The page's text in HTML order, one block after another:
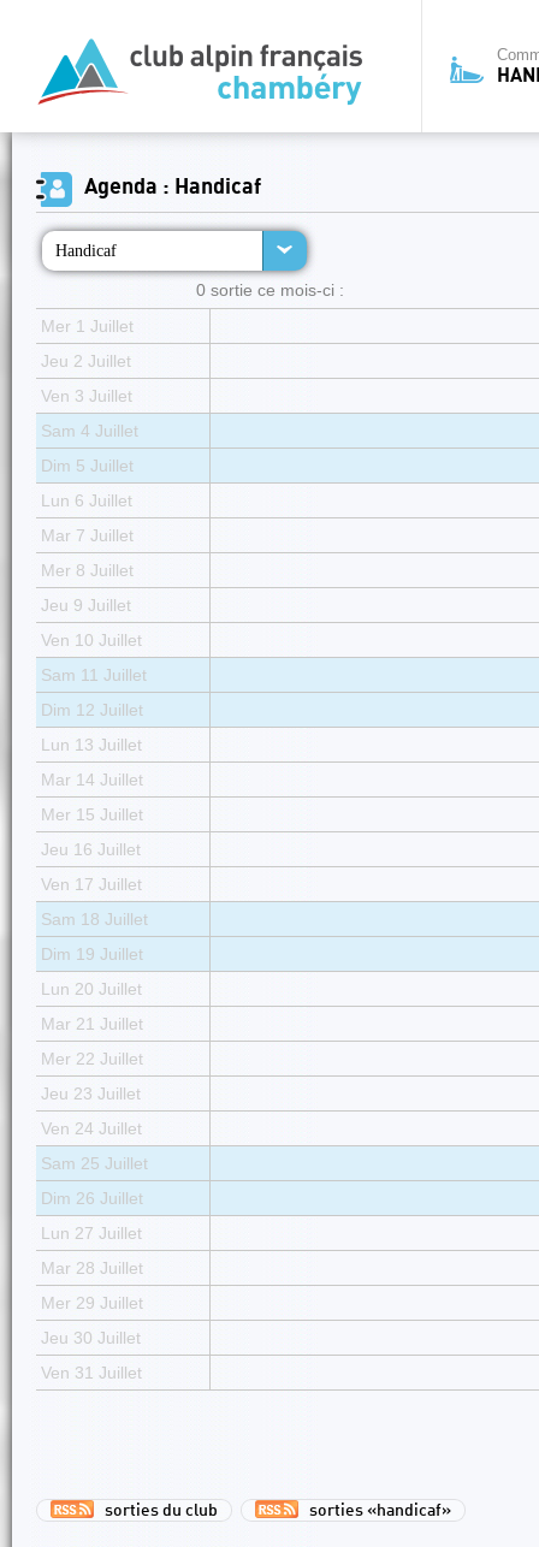
Agenda : Handicaf
Handicaf
0 sortie ce mois-ci :
Mer 1 Juillet
Jeu 2 Juillet
Ven 3 Juillet
Sam 4 Juillet
Dim 5 Juillet
Lun 6 Juillet
Mar 7 Juillet
Mer 8 Juillet
Jeu 9 Juillet
Ven 10 Juillet
Sam 11 Juillet
Dim 12 Juillet
Lun 13 Juillet
Mar 14 Juillet
Mer 15 Juillet
Jeu 16 Juillet
Ven 17 Juillet
Sam 18 Juillet
Dim 19 Juillet
Lun 20 Juillet
Mar 21 Juillet
Mer 22 Juillet
Jeu 23 Juillet
Ven 24 Juillet
Sam 25 Juillet
Dim 26 Juillet
Lun 27 Juillet
Mar 28 Juillet
Mer 29 Juillet
Jeu 30 Juillet
Ven 31 Juillet
sorties du club sorties «handicaf»